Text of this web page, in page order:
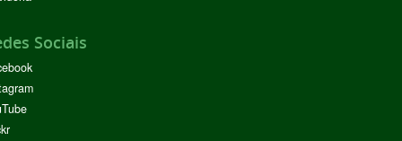
Sociais